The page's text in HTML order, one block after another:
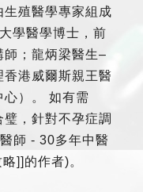
殖醫學專家組成
學醫學博士，前
師；龍炳梁醫生–
港威爾斯親王醫
心）。 如有需
，針對不孕症調
師 - 30多年中醫
]]的作者)。